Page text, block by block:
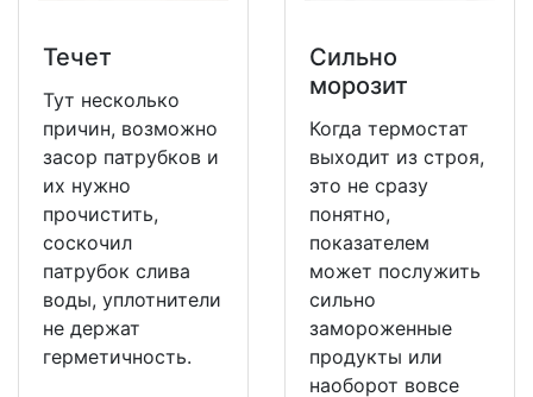
Течет
Тут несколько
причин, возможно
засор патрубков и
их нужно
прочистить,
соскочил
патрубок слива
воды, уплотнители
не держат
герметичность.
Сильно
морозит
Когда термостат
выходит из строя,
это не сразу
понятно,
показателем
может послужить
сильно
замороженные
продукты или
наоборот вовсе